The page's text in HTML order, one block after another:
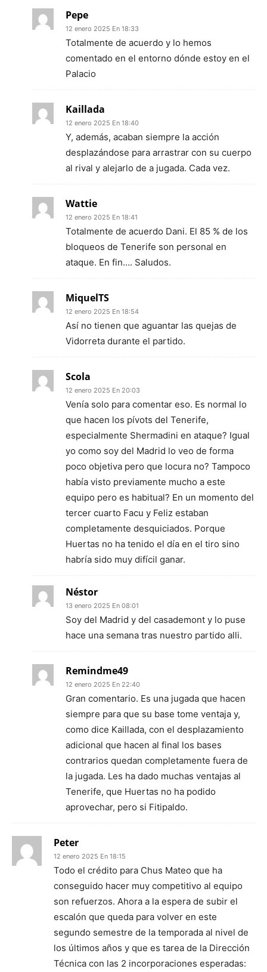
Pepe
12 enero 2025 En 18:33
Totalmente de acuerdo y lo hemos
comentado en el entorno dónde estoy en el
Palacio
Kaillada
12 enero 2025 En 18:40
Y, además, acaban siempre la acción
desplazándose para arrastrar con su cuerpo
al rival y alejarlo de a jugada. Cada vez.
Wattie
12 enero 2025 En 18:41
Totalmente de acuerdo Dani. El 85 % de los
bloqueos de Tenerife son personal en
ataque. En fin…. Saludos.
MiquelTS
12 enero 2025 En 18:54
Así no tienen que aguantar las quejas de
Vidorreta durante el partido.
Scola
12 enero 2025 En 20:03
Venía solo para comentar eso. Es normal lo
que hacen los pívots del Tenerife,
especialmente Shermadini en ataque? Igual
yo como soy del Madrid lo veo de forma
poco objetiva pero que locura no? Tampoco
había visto previamente mucho a este
equipo pero es habitual? En un momento del
tercer cuarto Facu y Feliz estaban
completamente desquiciados. Porque
Huertas no ha tenido el día en el tiro sino
habría sido muy difícil ganar.
Néstor
13 enero 2025 En 08:01
Soy del Madrid y del casademont y lo puse
hace una semana tras nuestro partido alli.
Remindme49
12 enero 2025 En 22:40
Gran comentario. Es una jugada que hacen
siempre para que su base tome ventaja y,
como dice Kaillada, con el desplazamiento
adicional que hacen al final los bases
contrarios quedan completamente fuera de
la jugada. Les ha dado muchas ventajas al
Tenerife, que Huertas no ha podido
aprovechar, pero si Fitipaldo.
Peter
12 enero 2025 En 18:15
Todo el crédito para Chus Mateo que ha
conseguido hacer muy competitivo al equipo
son refuerzos. Ahora a la espera de subir el
escalón que queda para volver en este
segundo semestre de la temporada al nivel de
los últimos años y que es tarea de la Dirección
Técnica con las 2 incorporaciones esperadas: